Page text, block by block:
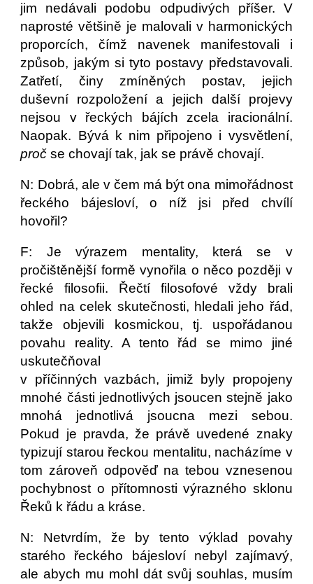
jim nedávali podobu odpudivých příšer. V
naprosté většině je malovali v harmonických
proporcích, čímž navenek manifestovali i
způsob, jakým si tyto postavy představovali.
Zatřetí, činy zmíněných postav, jejich
duševní rozpoložení a jejich další projevy
nejsou v řeckých bájích zcela iracionální.
Naopak. Bývá k nim připojeno i vysvětlení,
pročse chovají tak, jak se právě chovají.
N: Dobrá, ale v čem má být ona mimořádnost
řeckého bájesloví, o níž jsi před chvílí
hovořil?
F: Je výrazem mentality, která se v
pročištěnější formě vynořila o něco později v
řecké filosofii. Řečtí filosofové vždy brali
ohled na celek skutečnosti, hledali jeho řád,
takže objevili kosmickou, tj. uspořádanou
povahu reality. A tento řád se mimo jiné
uskutečňoval
v příčinných vazbách, jimiž byly propojeny
mnohé části jednotlivých jsoucen stejně jako
mnohá jednotlivá jsoucna mezi sebou.
Pokud je pravda, že právě uvedené znaky
typizují starou řeckou mentalitu, nacházíme v
tom zároveň odpověď na tebou vznesenou
pochybnost o přítomnosti výrazného sklonu
Řeků k řádu a kráse.
N: Netvrdím, že by tento výklad povahy
starého řeckého bájesloví nebyl zajímavý,
ale abych mu mohl dát svůj souhlas, musím